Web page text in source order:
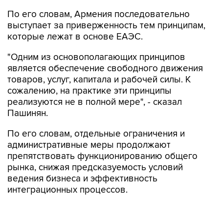
По его словам, Армения последовательно
выступает за приверженность тем принципам,
которые лежат в основе ЕАЭС.
"Одним из основополагающих принципов
является обеспечение свободного движения
товаров, услуг, капитала и рабочей силы. К
сожалению, на практике эти принципы
реализуются не в полной мере", - сказал
Пашинян.
По его словам, отдельные ограничения и
административные меры продолжают
препятствовать функционированию общего
рынка, снижая предсказуемость условий
ведения бизнеса и эффективность
интеграционных процессов.